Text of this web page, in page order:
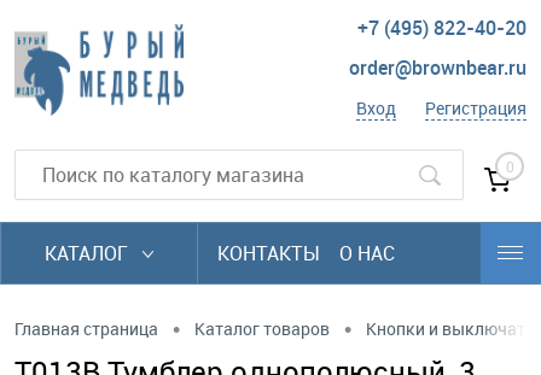
+7 (495) 822-40-20
order@brownbear.ru
Вход Регистрация
0
КАТАЛОГ КОНТАКТЫ О НАС
Главная страница • Каталог товаров • Кнопки и